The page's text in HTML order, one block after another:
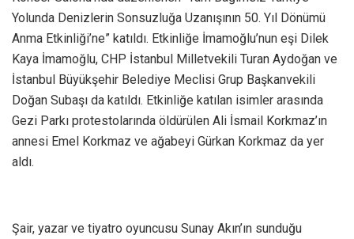
Yolunda Denizlerin Sonsuzluğa Uzanışının 50. Yıl Dönümü
Anma Etkinliği’ne” katıldı. Etkinliğe İmamoğlu’nun eşi Dilek
Kaya İmamoğlu, CHP İstanbul Milletvekili Turan Aydoğan ve
İstanbul Büyükşehir Belediye Meclisi Grup Başkanvekili
Doğan Subaşı da katıldı. Etkinliğe katılan isimler arasında
Gezi Parkı protestolarında öldürülen Ali İsmail Korkmaz’ın
annesi Emel Korkmaz ve ağabeyi Gürkan Korkmaz da yer
aldı.
Şair, yazar ve tiyatro oyuncusu Sunay Akın’ın sunduğu